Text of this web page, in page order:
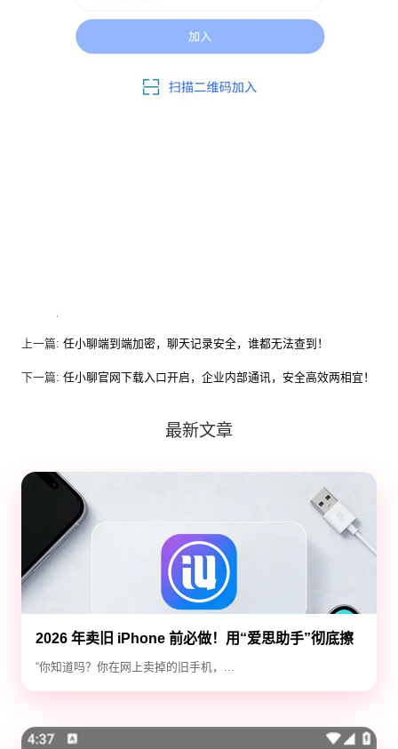
上一篇: 任小聊端到端加密，聊天记录安全，谁都无法查到！
下一篇: 任小聊官网下载入口开启，企业内部通讯，安全高效两相宜！
最新文章
2026 年卖旧 iPhone 前必做！用“爱思助手”彻底擦
除隐私，防止数据泄露
“你知道吗？你在网上卖掉的旧手机，...